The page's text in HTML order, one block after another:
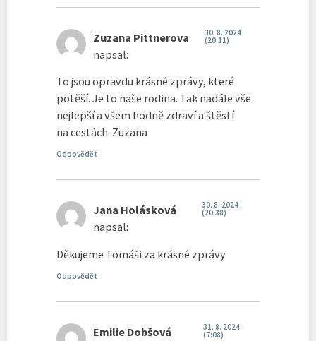
Zuzana Pittnerova
napsal:
30. 8. 2024
(20:11)
To jsou opravdu krásné zprávy, které
potěší. Je to naše rodina. Tak nadále vše
nejlepší a všem hodně zdraví a štěstí
na cestách. Zuzana
Odpovědět
Jana Holásková
napsal:
30. 8. 2024
(20:38)
Děkujeme Tomáši za krásné zprávy
Odpovědět
Emilie Dobšová
31. 8. 2024
(7:08)